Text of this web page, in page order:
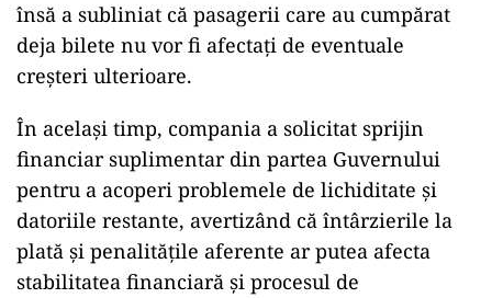
însă a subliniat că pasagerii care au cumpărat
deja bilete nu vor fi afectați de eventuale
creșteri ulterioare.
În același timp, compania a solicitat sprijin
financiar suplimentar din partea Guvernului
pentru a acoperi problemele de lichiditate și
datoriile restante, avertizând că întârzierile la
plată și penalitățile aferente ar putea afecta
stabilitatea financiară și procesul de